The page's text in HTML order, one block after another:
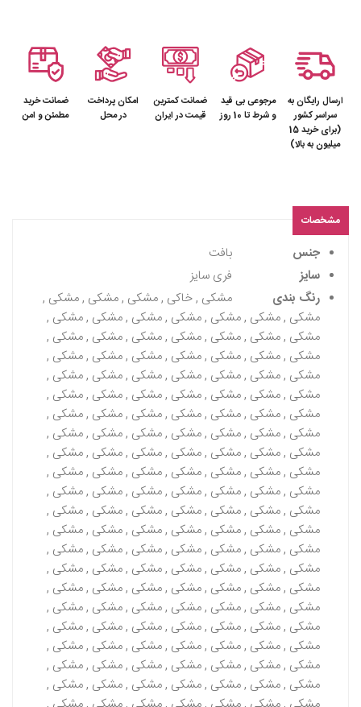
ارسال رایگان به
سراسر کشور
(برای خرید 15
میلیون به بالا)
مرجوعی بی قید
و شرط تا 10 روز
ضمانت کمترین
قیمت در ایران
امکان پرداخت
در محل
ضمانت خرید
مطمئن و امن
مشخصات
جنس
بافت
سایز
فری سایز
رنگ بندی
مشکی , خاکی , مشکی , مشکی , مشکی ,
مشکی , مشکی , مشکی , مشکی , مشکی , مشکی , مشکی ,
مشکی , مشکی , مشکی , مشکی , مشکی , مشکی , مشکی ,
مشکی , مشکی , مشکی , مشکی , مشکی , مشکی , مشکی ,
مشکی , مشکی , مشکی , مشکی , مشکی , مشکی , مشکی ,
مشکی , مشکی , مشکی , مشکی , مشکی , مشکی , مشکی ,
مشکی , مشکی , مشکی , مشکی , مشکی , مشکی , مشکی ,
مشکی , مشکی , مشکی , مشکی , مشکی , مشکی , مشکی ,
مشکی , مشکی , مشکی , مشکی , مشکی , مشکی , مشکی ,
مشکی , مشکی , مشکی , مشکی , مشکی , مشکی , مشکی ,
مشکی , مشکی , مشکی , مشکی , مشکی , مشکی , مشکی ,
مشکی , مشکی , مشکی , مشکی , مشکی , مشکی , مشکی ,
مشکی , مشکی , مشکی , مشکی , مشکی , مشکی , مشکی ,
مشکی , مشکی , مشکی , مشکی , مشکی , مشکی , مشکی ,
مشکی , مشکی , مشکی , مشکی , مشکی , مشکی , مشکی ,
مشکی , مشکی , مشکی , مشکی , مشکی , مشکی , مشکی ,
مشکی , مشکی , مشکی , مشکی , مشکی , مشکی , مشکی ,
مشکی , مشکی , مشکی , مشکی , مشکی , مشکی , مشکی ,
مشکی , مشکی , مشکی , مشکی , مشکی , مشکی , مشکی ,
مشکی , مشکی , مشکی , مشکی , مشکی , مشکی , مشکی ,
مشکی , مشکی , مشکی , مشکی , مشکی , مشکی , مشکی ,